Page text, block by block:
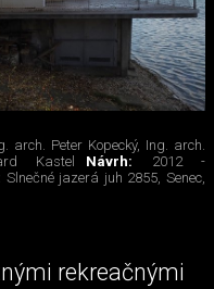
arch. Peter Kopecký, Ing. arch.
Kastel
Návrh: 2012 -
Slnečné jazerá juh 2855, Senec,
rekreačnými